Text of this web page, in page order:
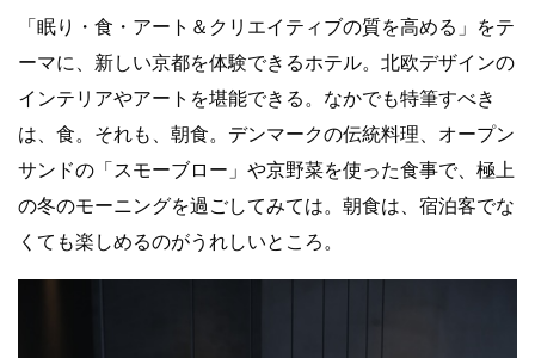
「眠り・食・アート＆クリエイティブの質を高める」をテ
ーマに、新しい京都を体験できるホテル。北欧デザインの
インテリアやアートを堪能できる。なかでも特筆すべき
は、食。それも、朝食。デンマークの伝統料理、オープン
サンドの「スモーブロー」や京野菜を使った食事で、極上
の冬のモーニングを過ごしてみては。朝食は、宿泊客でな
くても楽しめるのがうれしいところ。